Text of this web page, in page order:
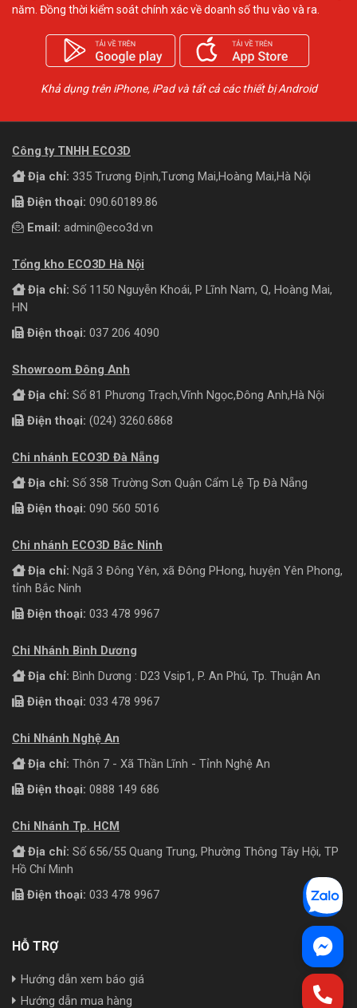
năm. Đồng thời kiểm soát chính xác về doanh số thu vào và ra.
Khả dụng trên iPhone, iPad và tất cả các thiết bị Android
Công ty TNHH ECO3D
Địa chỉ: 335 Trương Định,Tương Mai,Hoàng Mai,Hà Nội
Điện thoại: 090.60189.86
Email: admin@eco3d.vn
Tổng kho ECO3D Hà Nội
Địa chỉ: Số 1150 Nguyễn Khoái, P Lĩnh Nam, Q, Hoàng Mai,
HN
Điện thoại: 037 206 4090
Showroom Đông Anh
Địa chỉ: Số 81 Phương Trạch,Vĩnh Ngọc,Đông Anh,Hà Nội
Điện thoại: (024) 3260.6868
Chi nhánh ECO3D Đà Nẵng
Địa chỉ: Số 358 Trường Sơn Quận Cẩm Lệ Tp Đà Nẵng
Điện thoại: 090 560 5016
Chi nhánh ECO3D Bắc Ninh
Địa chỉ: Ngã 3 Đông Yên, xã Đông PHong, huyện Yên Phong,
tỉnh Bắc Ninh
Điện thoại: 033 478 9967
Chi Nhánh Bình Dương
Địa chỉ: Bình Dương : D23 Vsip1, P. An Phú, Tp. Thuận An
Điện thoại: 033 478 9967
Chi Nhánh Nghệ An
Địa chỉ: Thôn 7 - Xã Thần Lĩnh - Tỉnh Nghệ An
Điện thoại: 0888 149 686
Chi Nhánh Tp. HCM
Địa chỉ: Số 656/55 Quang Trung, Phường Thông Tây Hội, TP
Hồ Chí Minh
Điện thoại: 033 478 9967
HỖ TRỢ
Hướng dẫn xem báo giá
Hướng dẫn mua hàng